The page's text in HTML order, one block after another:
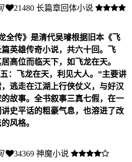
21480 长篇章回体小说
全传》是清代吴璿根据旧本《飞
英雄传奇小说，共六十回。飞
高位而临天下，如飞龙在天。
五：飞龙在天，利见大人。”主要讲
逃走在江湖上行侠仗义，与好汉
故事。全书叙事三真七假，在一
史平话的粗豪气息，也溶进了改
风格。
34369 神魔小说